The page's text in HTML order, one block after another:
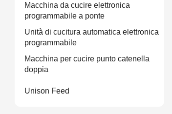
Macchina da cucire elettronica
programmabile a ponte
Unità di cucitura automatica elettronica
programmabile
Macchina per cucire punto catenella
doppia
Unison Feed